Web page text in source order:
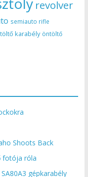
revolver
semiauto rifle
karabély öntöltő
Shoots Back
fotója róla
gépkarabély